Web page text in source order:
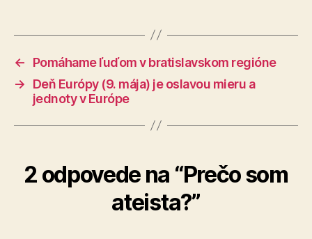
←
Pomáhame ľuďom v bratislavskom regióne
→
Deň Európy (9. mája) je oslavou mieru a
jednoty v Európe
2 odpovede na “Prečo som
ateista?”